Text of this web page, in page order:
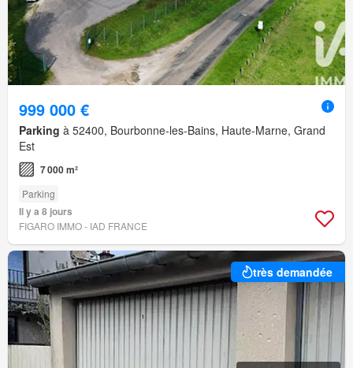
999 000 €
Parking à 52400, Bourbonne-les-Bains, Haute-Marne, Grand
Est
7 000 m²
Parking
Il y a 8 jours
FIGARO IMMO - IAD FRANCE
très demandée